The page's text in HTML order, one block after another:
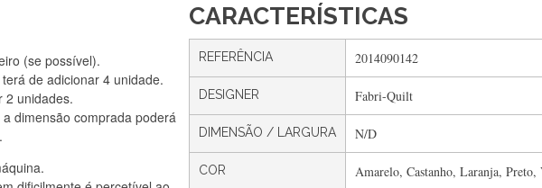
(se possível).
de adicionar 4 unidade.
2 unidades.
dimensão comprada poderá
CARACTERÍSTICAS
REFERÊNCIA 2014090142
DESIGNER Fabri-Quilt
DIMENSÃO / LARGURA N/D
COR Amarelo, Castanho, Laranja, Preto,
Silvia Lopes
direitinha. Rapidez e segurança. Volto a encomendar.